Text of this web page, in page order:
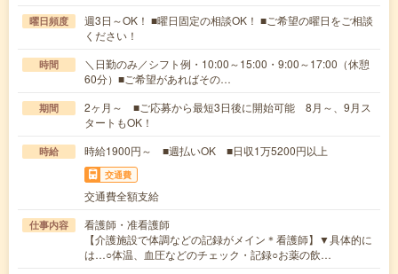
曜日頻度
週3日～OK！ ■曜日固定の相談OK！ ■ご希望の曜日をご相談
ください！
時間
＼日勤のみ／シフト例・10:00～15:00・9:00～17:00（休憩
60分）■ご希望があればその…
期間
2ヶ月～ ■ご応募から最短3日後に開始可能 8月～、9月ス
タートもOK！
時給 時給1900円～ ■週払いOK ■日収1万5200円以上
交通費
交通費全額支給
仕事内容
看護師・准看護師
【介護施設で体調などの記録がメイン＊看護師】▼具体的に
は…○体温、血圧などのチェック・記録○お薬の飲…